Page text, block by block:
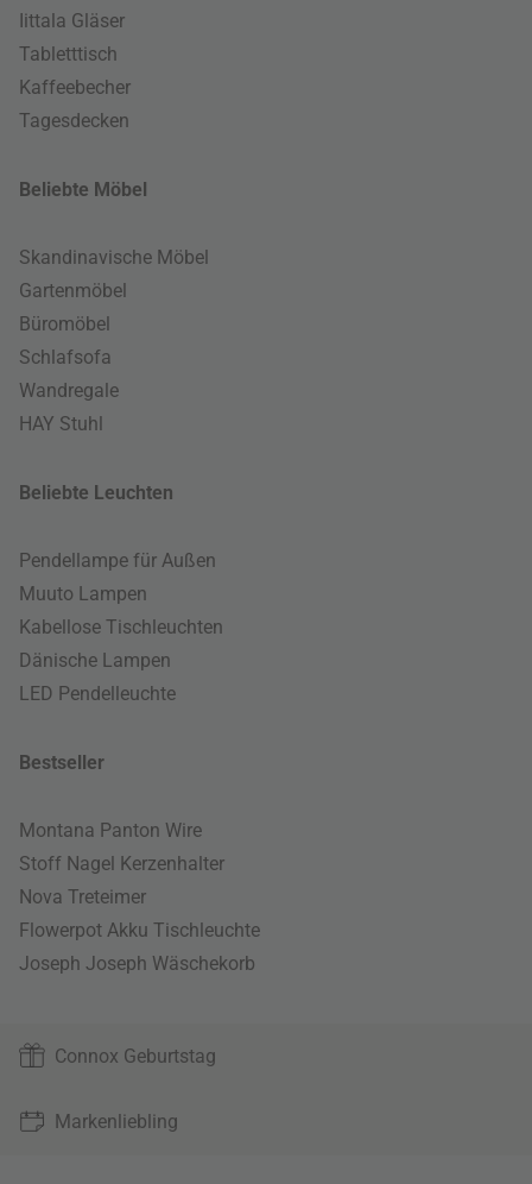
Iittala Gläser
Tabletttisch
Kaffeebecher
Tagesdecken
Beliebte Möbel
Skandinavische Möbel
Gartenmöbel
Büromöbel
Schlafsofa
Wandregale
HAY Stuhl
Beliebte Leuchten
Pendellampe für Außen
Muuto Lampen
Kabellose Tischleuchten
Dänische Lampen
LED Pendelleuchte
Bestseller
Montana Panton Wire
Stoff Nagel Kerzenhalter
Nova Treteimer
Flowerpot Akku Tischleuchte
Joseph Joseph Wäschekorb
Connox Geburtstag
Markenliebling